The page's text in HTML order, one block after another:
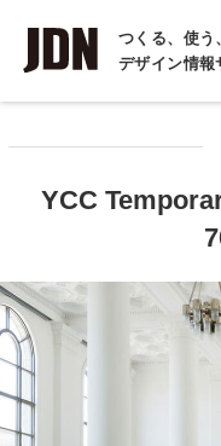
つくる、使う
デザイン情報
INTERVIEW
インタビュー
YCC